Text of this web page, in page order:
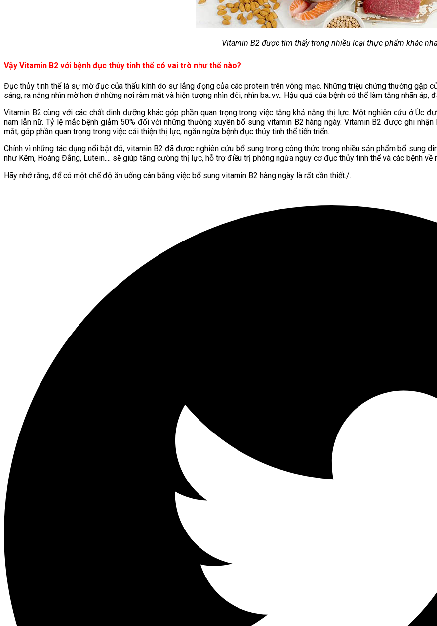
Vitamin B2 được tìm thấy trong nhiều loại thực phẩm khác
Vậy Vitamin B2 với bệnh đục thủy tinh thể có vai trò như thế nào?
Đục thủy tinh thể là sự mờ đục của thấu kính do sự lắng đọng của các protein trên võng mạc. Những triệu chứng thường gặp
sáng, ra nắng nhìn mờ hơn ở những nơi râm mát và hiện tượng nhìn đôi, nhìn ba..vv.. Hậu quả của bệnh có thể làm tăng nhãn
Vitamin B2 cùng với các chất dinh dưỡng khác góp phần quan trọng trong việc tăng khả năng thị lực. Một nghiên cứu ở Úc
nam lẫn nữ. Tỷ lệ mắc bệnh giảm 50% đối với những thường xuyên bổ sung vitamin B2 hàng ngày. Vitamin B2 được ghi
mắt, góp phần quan trọng trong việc cải thiện thị lực, ngăn ngừa bệnh đục thủy tinh thể tiến triển.
Chính vì những tác dụng nổi bật đó, vitamin B2 đã được nghiên cứu bổ sung trong công thức trong nhiều sản phẩm bổ sung
như Kẽm, Hoàng Đằng, Lutein.... sẽ giúp tăng cường thị lực, hỗ trợ điều trị phòng ngừa nguy cơ đục thủy tinh thể và các bệnh về
Hãy nhớ rằng, để có một chế độ ăn uống cân bằng việc bổ sung vitamin B2 hàng ngày là rất cần thiết./.